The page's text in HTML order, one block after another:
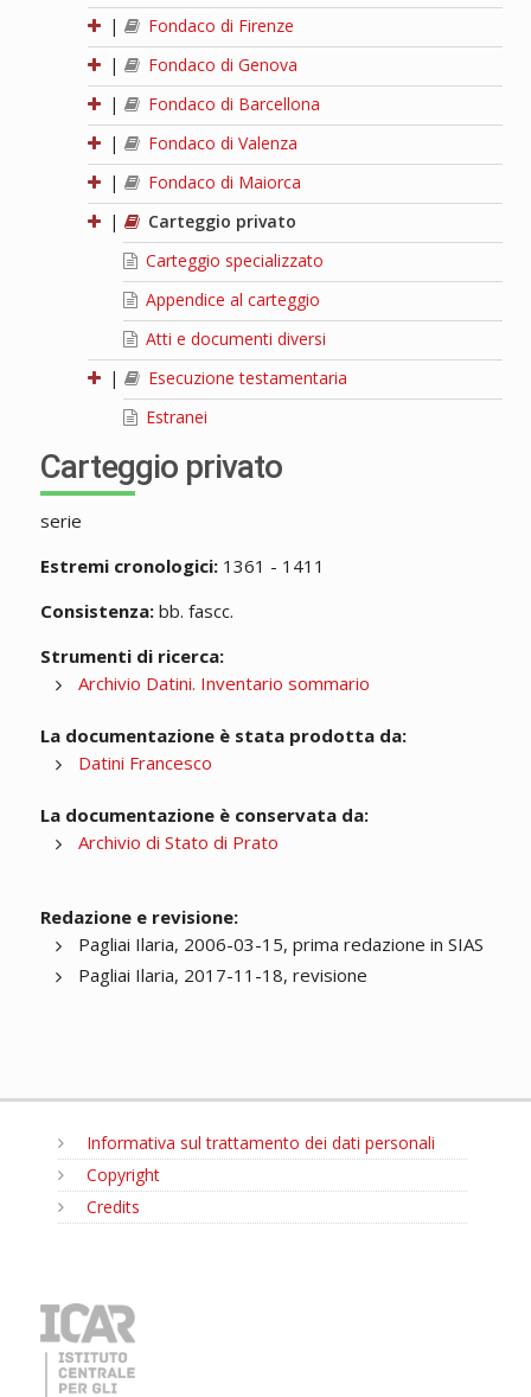
|
Fondaco di Firenze
|
Fondaco di Genova
|
Fondaco di Barcellona
|
Fondaco di Valenza
|
Fondaco di Maiorca
|
Carteggio privato
Carteggio specializzato
Appendice al carteggio
Atti e documenti diversi
|
Esecuzione testamentaria
Estranei
Carteggio privato
serie
Estremi cronologici:1361 - 1411
Consistenza:bb. fascc.
Strumenti di ricerca:
Archivio Datini. Inventario sommario
La documentazione è stata prodotta da:
Datini Francesco
La documentazione è conservata da:
Archivio di Stato di Prato
Redazione e revisione:
Pagliai Ilaria, 2006-03-15, prima redazione in SIAS
Pagliai Ilaria, 2017-11-18, revisione
Informativa sul trattamento dei dati personali
Copyright
Credits